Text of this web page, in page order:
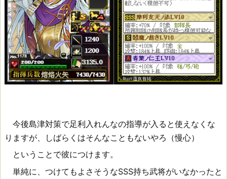
今後島津対策で足利入れんなの指導が入ると使えなくな
りますが、しばらくはそんなこともないやろ（慢心）
ということで彼につけます。
単純に、つけてもよさそうなSSS持ち武将がいなかったと